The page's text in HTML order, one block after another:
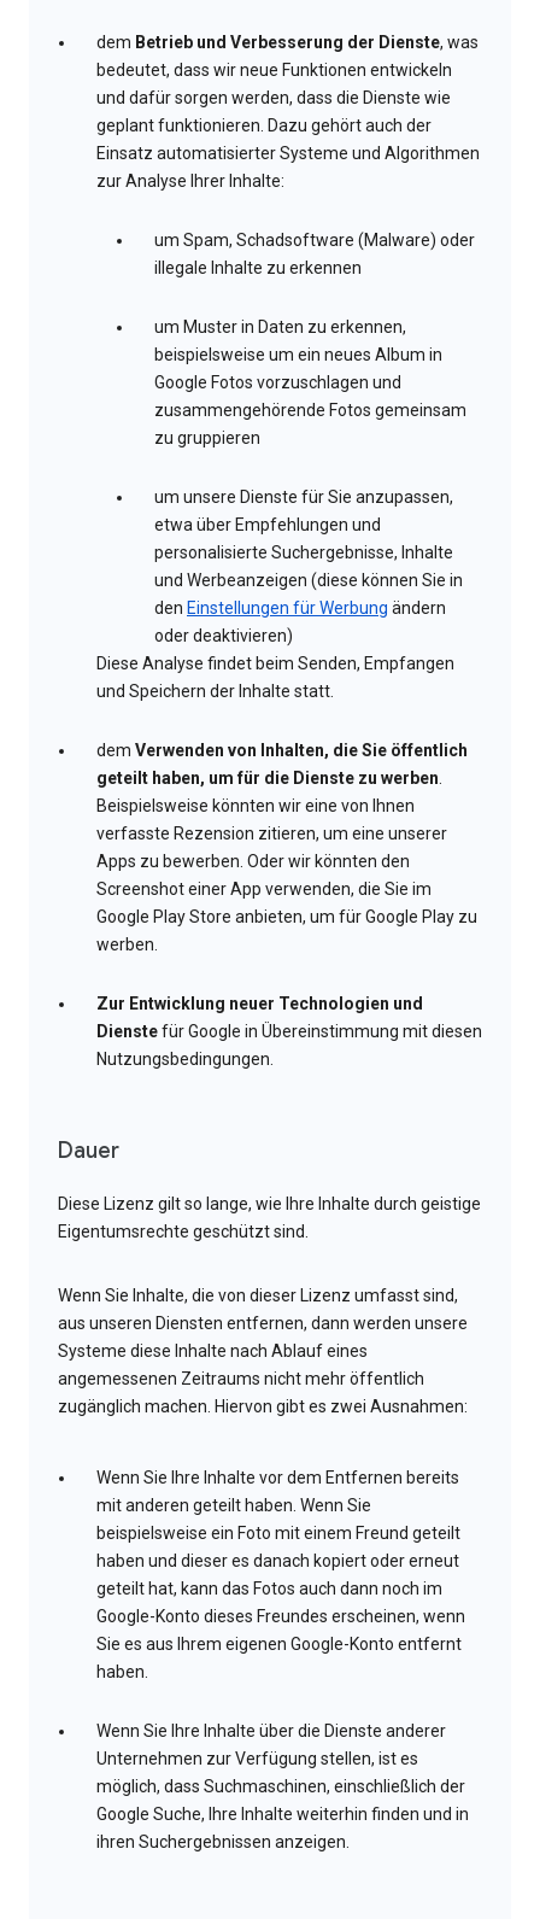
dem Betrieb und Verbesserung der Dienste, was
bedeutet, dass wir neue Funktionen entwickeln
und dafür sorgen werden, dass die Dienste wie
geplant funktionieren. Dazu gehört auch der
Einsatz automatisierter Systeme und Algorithmen
zur Analyse Ihrer Inhalte:
um Spam, Schadsoftware (Malware) oder
illegale Inhalte zu erkennen
um Muster in Daten zu erkennen,
beispielsweise um ein neues Album in
Google Fotos vorzuschlagen und
zusammengehörende Fotos gemeinsam
zu gruppieren
um unsere Dienste für Sie anzupassen,
etwa über Empfehlungen und
personalisierte Suchergebnisse, Inhalte
und Werbeanzeigen (diese können Sie in
den Einstellungen für Werbung ändern
oder deaktivieren)
Diese Analyse findet beim Senden, Empfangen
und Speichern der Inhalte statt.
dem Verwenden von Inhalten, die Sie öffentlich
geteilt haben, um für die Dienste zu werben.
Beispielsweise könnten wir eine von Ihnen
verfasste Rezension zitieren, um eine unserer
Apps zu bewerben. Oder wir könnten den
Screenshot einer App verwenden, die Sie im
Google Play Store anbieten, um für Google Play zu
werben.
Zur Entwicklung neuer Technologien und
Dienstefür Google in Übereinstimmung mit diesen
Nutzungsbedingungen.
Dauer
Diese Lizenz gilt so lange, wie Ihre Inhalte durch geistige
Eigentumsrechte geschützt sind.
Wenn Sie Inhalte, die von dieser Lizenz umfasst sind,
aus unseren Diensten entfernen, dann werden unsere
Systeme diese Inhalte nach Ablauf eines
angemessenen Zeitraums nicht mehr öffentlich
zugänglich machen. Hiervon gibt es zwei Ausnahmen:
Wenn Sie Ihre Inhalte vor dem Entfernen bereits
mit anderen geteilt haben. Wenn Sie
beispielsweise ein Foto mit einem Freund geteilt
haben und dieser es danach kopiert oder erneut
geteilt hat, kann das Fotos auch dann noch im
Google-Konto dieses Freundes erscheinen, wenn
Sie es aus Ihrem eigenen Google-Konto entfernt
haben.
Wenn Sie Ihre Inhalte über die Dienste anderer
Unternehmen zur Verfügung stellen, ist es
möglich, dass Suchmaschinen, einschließlich der
Google Suche, Ihre Inhalte weiterhin finden und in
ihren Suchergebnissen anzeigen.